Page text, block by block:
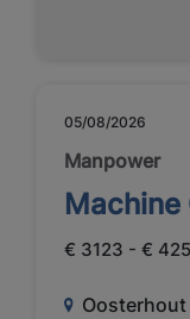
05/08/2026
Manpower
Machine
€ 3123 - €
Oosterhout